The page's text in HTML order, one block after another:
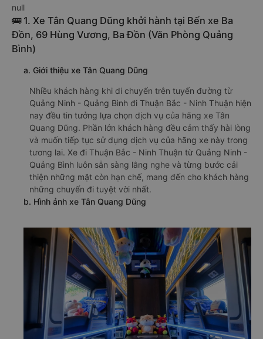
null
🚌 1. Xe Tân Quang Dũng khởi hành tại Bến xe Ba
Đồn, 69 Hùng Vương, Ba Đồn (Văn Phòng Quảng
Bình)
a. Giới thiệu xe Tân Quang Dũng
Nhiều khách hàng khi di chuyển trên tuyến đường từ
Quảng Ninh - Quảng Bình đi Thuận Bắc - Ninh Thuận hiện
nay đều tin tưởng lựa chọn dịch vụ của hãng xe Tân
Quang Dũng. Phần lớn khách hàng đều cảm thấy hài lòng
và muốn tiếp tục sử dụng dịch vụ của hãng xe này trong
tương lai. Xe đi Thuận Bắc - Ninh Thuận từ Quảng Ninh -
Quảng Bình luôn sẵn sàng lắng nghe và từng bước cải
thiện những mặt còn hạn chế, mang đến cho khách hàng
những chuyến đi tuyệt vời nhất.
b. Hình ảnh xe Tân Quang Dũng